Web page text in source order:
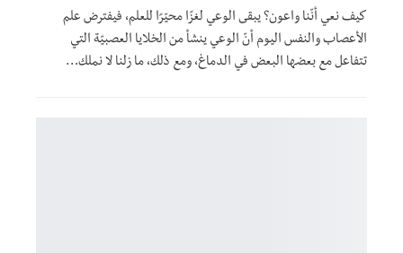
كيف نعي أنّنا واعون؟ يبقى الوعي لغزًا محيّرًا للعلم، فيفترض علم
الأعصاب والنفس اليوم أنّ الوعي ينشأ من الخلايا العصبيّة التي
تتفاعل مع بعضها البعض في الدماغ، ومع ذلك، ما زلنا لا نملك…